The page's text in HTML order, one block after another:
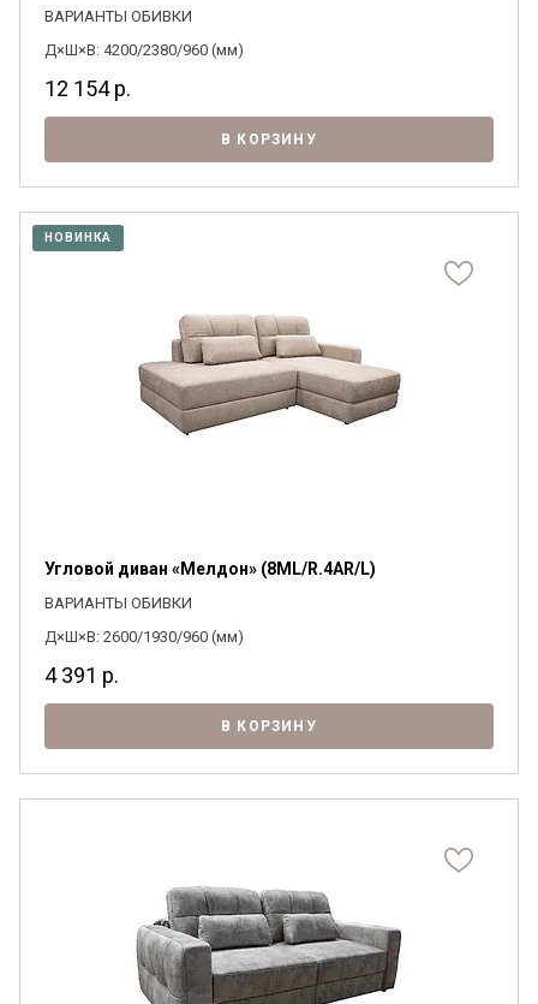
ВАРИАНТЫ ОБИВКИ
Д×Ш×В: 4200/2380/960 (мм)
12 154р.
В КОРЗИНУ
НОВИНКА
Угловой диван «Мелдон» (8ML/R.4AR/L)
ВАРИАНТЫ ОБИВКИ
Д×Ш×В: 2600/1930/960 (мм)
4 391 р.
В КОРЗИНУ